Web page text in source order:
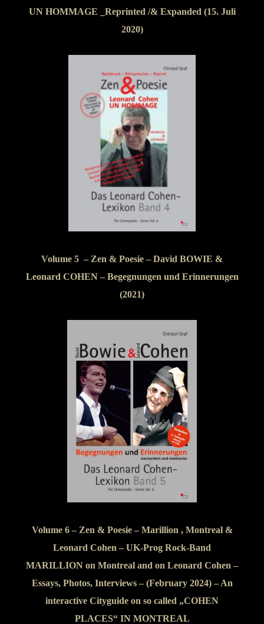
UN HOMMAGE _Reprinted /& Expanded (15. Juli
2020)
Volume 5 – Zen & Poesie – David BOWIE &
Leonard COHEN – Begegnungen und Erinnerungen
(2021)
Volume 6 – Zen & Poesie – Marillion , Montreal &
Leonard Cohen – UK-Prog Rock-Band
MARILLION on Montreal and on Leonard Cohen –
Essays, Photos, Interviews – (February 2024) – An
interactive Cityguide on so called „COHEN
PLACES“ IN MONTREAL